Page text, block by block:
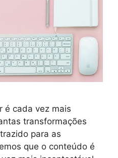
é cada vez mais
transformações
para as
que o conteúdo é